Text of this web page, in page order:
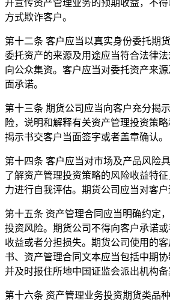
开宣传资产管理业务的预期收益，不
方式欺诈客户。
第十二条 客户应当以真实身份委托期
委托资产的来源及用途应当符合法律
向公众集资。客户应当对委托资产来
面承诺。
第十三条 期货公司应当向客户充分揭
险，说明和解释有关资产管理投资策
揭示书交客户当面签字或者盖章确认。
第十四条 客户应当对市场及产品风险
了解资产管理投资策略的风险收益特
力进行自我评估。期货公司应当对客户
第十五条 资产管理合同应当明确约定
投资风险。期货公司不得向客户承诺
收益或者分担损失。期货公司使用的
书、资产管理合同文本应当包括中期协
并及时报住所地中国证监会派出机构备
第十六条 资产管理业务投资期货类品